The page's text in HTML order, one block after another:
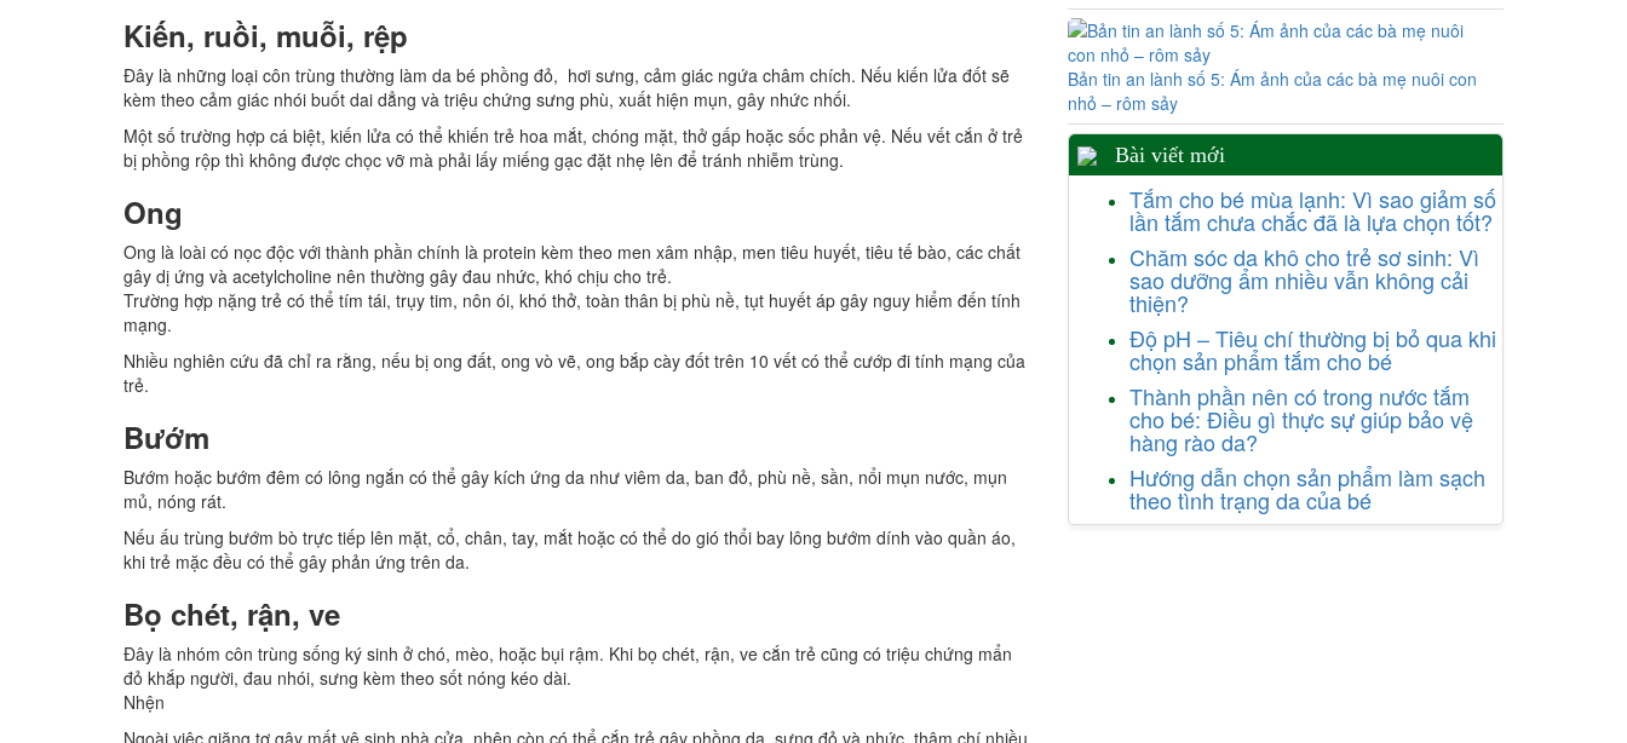
Kiến, ruồi, muỗi, rệp
Đây là những loại côn trùng thường làm da bé phồng đỏ, hơi sưng, cảm giác ngứa châm chích. Nếu kiến lửa đốt sẽ
kèm theo cảm giác nhói buốt dai dẳng và triệu chứng sưng phù, xuất hiện mụn, gây nhức nhối.
Một số trường hợp cá biệt, kiến lửa có thể khiến trẻ hoa mắt, chóng mặt, thở gấp hoặc sốc phản vệ. Nếu vết cắn ở trẻ
bị phồng rộp thì không được chọc vỡ mà phải lấy miếng gạc đặt nhẹ lên để tránh nhiễm trùng.
Ong
Ong là loài có nọc độc với thành phần chính là protein kèm theo men xâm nhập, men tiêu huyết, tiêu tế bào, các chất
gây dị ứng và acetylcholine nên thường gây đau nhức, khó chịu cho trẻ.
Trường hợp nặng trẻ có thể tím tái, trụy tim, nôn ói, khó thở, toàn thân bị phù nề, tụt huyết áp gây nguy hiểm đến tính
mạng.
Nhiều nghiên cứu đã chỉ ra rằng, nếu bị ong đất, ong vò vẽ, ong bắp cày đốt trên 10 vết có thể cướp đi tính mạng của
trẻ.
Bướm
Bướm hoặc bướm đêm có lông ngắn có thể gây kích ứng da như viêm da, ban đỏ, phù nề, sần, nổi mụn nước, mụn
mủ, nóng rát.
Nếu ấu trùng bướm bò trực tiếp lên mặt, cổ, chân, tay, mắt hoặc có thể do gió thổi bay lông bướm dính vào quần áo,
khi trẻ mặc đều có thể gây phản ứng trên da.
Bọ chét, rận, ve
Đây là nhóm côn trùng sống ký sinh ở chó, mèo, hoặc bụi rậm. Khi bọ chét, rận, ve cắn trẻ cũng có triệu chứng mẩn
đỏ khắp người, đau nhói, sưng kèm theo sốt nóng kéo dài.
Nhện
Bản tin an lành số 5: Ám ảnh của các bà mẹ nuôi con
nhỏ – rôm sảy
Bài viết mới
Tắm cho bé mùa lạnh: Vì sao giảm số
lần tắm chưa chắc đã là lựa chọn tốt?
Chăm sóc da khô cho trẻ sơ sinh: Vì
sao dưỡng ẩm nhiều vẫn không cải
thiện?
Độ pH – Tiêu chí thường bị bỏ qua khi
chọn sản phẩm tắm cho bé
Thành phần nên có trong nước tắm
cho bé: Điều gì thực sự giúp bảo vệ
hàng rào da?
Hướng dẫn chọn sản phẩm làm sạch
theo tình trạng da của bé